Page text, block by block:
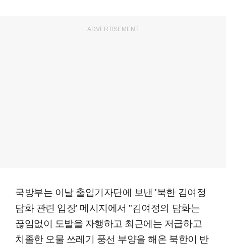
ADVERTISEMENT
국방부는 이날 출입기자단에 보낸 '북한 김여정
담화 관련 입장' 메시지에서 "김여정의 담화는
끊임없이 도발을 자행하고 최근에는 저급하고
치졸한 오물 쓰레기 풍선 부양을 해온 북한이 반